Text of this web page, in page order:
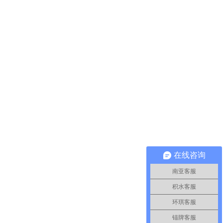
在线咨询
南亚客服
积水客服
环琪客服
锚牌客服